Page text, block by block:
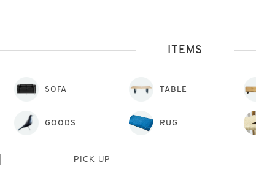
ITEMS
SOFA TABLE
GOODS RUG
PICK UP